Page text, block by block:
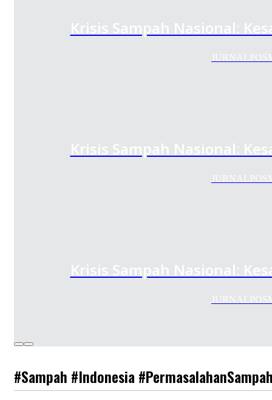
Krisis Sampah Nasional:
Krisis Sampah Nasional:
Krisis Sampah Nasional:
#Sampah #Indonesia